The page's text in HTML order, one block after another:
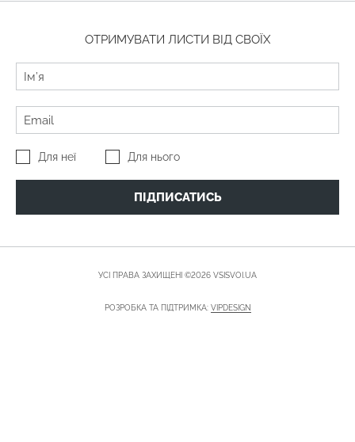
ОТРИМУВАТИ ЛИСТИ ВІД СВОЇХ
Для неї Для нього
ПІДПИСАТИСЬ
УСІ ПРАВА ЗАХИЩЕНІ ©2026 VSISVOI.UA
РОЗРОБКА ТА ПІДТРИМКА: VIPDESIGN